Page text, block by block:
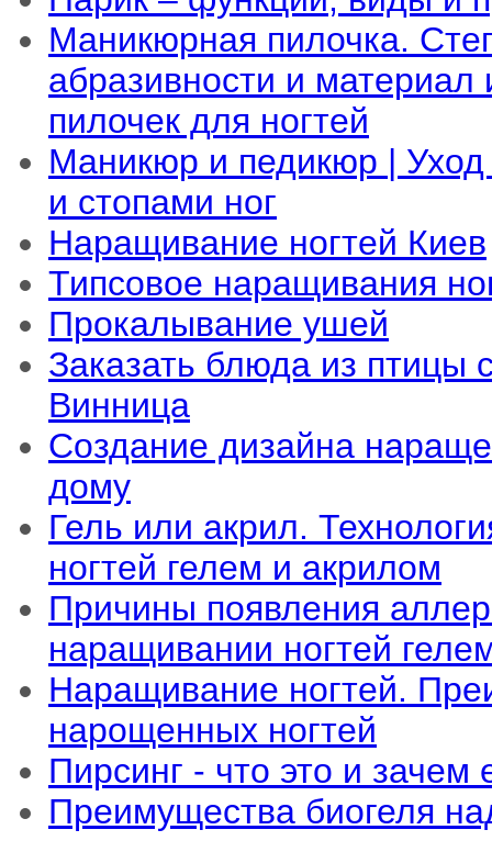
Маникюрная пилочка.
абразивности и материал
пилочек для ногтей
Маникюр и педикюр | Уход
и стопами ног
Наращивание ногтей Киев
Типсовое наращивания
Прокалывание ушей
Заказать блюда из птицы
Винница
Создание дизайна
дому
Гель или акрил.
ногтей гелем и акрилом
Причины появления
наращивании ногтей
Наращивание ногтей.
нарощенных ногтей
Пирсинг - что это и зачем
Преимущества биогеля